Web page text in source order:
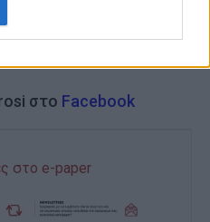
στο Facebook
στο e-paper